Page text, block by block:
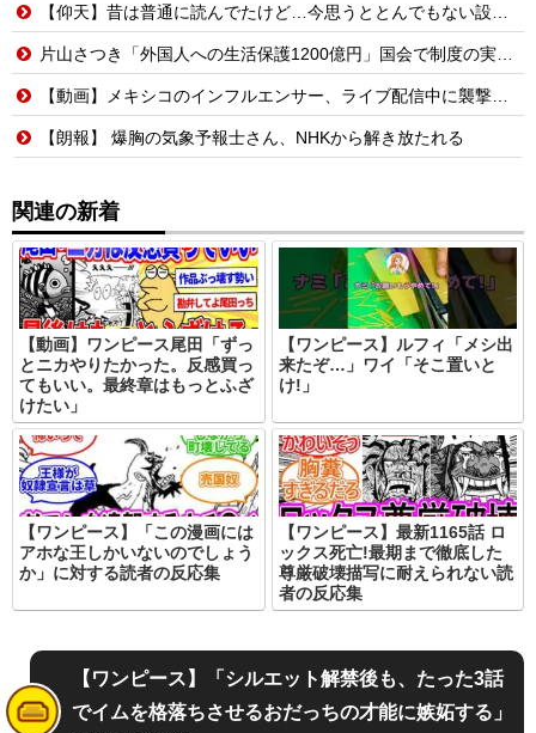
【仰天】昔は普通に読んでたけど…今思うととんでもない設定の少女漫画
片山さつき「外国人への生活保護1200億円」国会で制度の実態を追及
【動画】メキシコのインフルエンサー、ライブ配信中に襲撃されて死亡。
【朗報】 爆胸の気象予報士さん、NHKから解き放たれる
関連の新着
【動画】ワンピース尾田「ずっ
とニカやりたかった。反感買っ
てもいい。最終章はもっとふざ
けたい」
【ワンピース】ルフィ「メシ出
来たぞ…」ワイ「そこ置いと
け!」
【ワンピース】「この漫画には
アホな王しかいないのでしょう
か」に対する読者の反応集
【ワンピース】最新1165話 ロ
ックス死亡!最期まで徹底した
尊厳破壊描写に耐えられない読
者の反応集
【ワンピース】「シルエット解禁後も、たった3話
でイムを格落ちさせるおだっちの才能に嫉妬する」